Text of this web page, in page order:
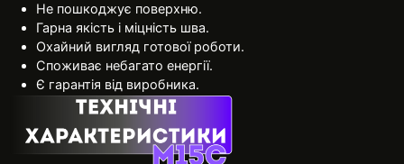
Не пошкоджує поверхню.
Гарна якість і міцність шва.
Охайний вигляд готової роботи.
Споживає небагато енергії.
Є гарантія від виробника.